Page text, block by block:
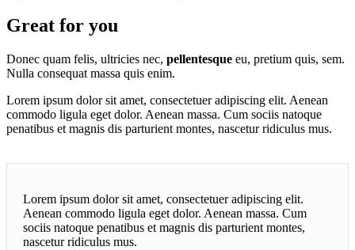
Great for you
Donec quam felis, ultricies nec, pellentesque eu, pretium quis, sem.
Nulla consequat massa quis enim.
Lorem ipsum dolor sit amet, consectetuer adipiscing elit. Aenean
commodo ligula eget dolor. Aenean massa. Cum sociis natoque
penatibus et magnis dis parturient montes, nascetur ridiculus mus.
Lorem ipsum dolor sit amet, consectetuer adipiscing elit.
Aenean commodo ligula eget dolor. Aenean massa. Cum
sociis natoque penatibus et magnis dis parturient montes,
nascetur ridiculus mus.